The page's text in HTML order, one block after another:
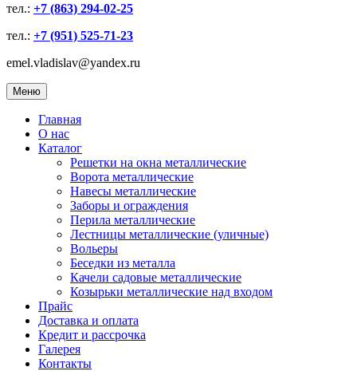
тел.: +7 (863) 294-02-25
тел.: +7 (951) 525-71-23
emel.vladislav@yandex.ru
Меню
Главная
О нас
Каталог
Решетки на окна металлические
Ворота металлические
Навесы металлические
Заборы и ограждения
Перила металлические
Лестницы металлические (уличные)
Вольеры
Беседки из металла
Качели садовые металлические
Козырьки металлические над входом
Прайс
Доставка и оплата
Кредит и рассрочка
Галерея
Контакты